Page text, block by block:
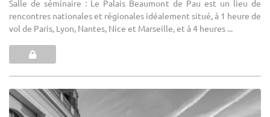
Salle de séminaire : Le Palais Beaumont de Pau est un lieu de
rencontres nationales et régionales idéalement situé, à 1 heure de
vol de Paris, Lyon, Nantes, Nice et Marseille, et à 4 heures ...